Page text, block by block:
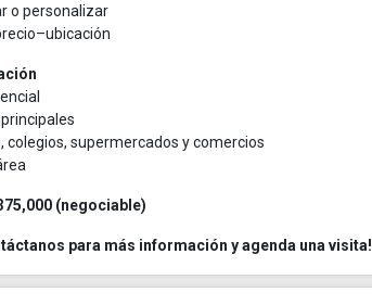
o personalizar
colegios, supermercados y comercios
(negociable)
para más información y agenda una visita!